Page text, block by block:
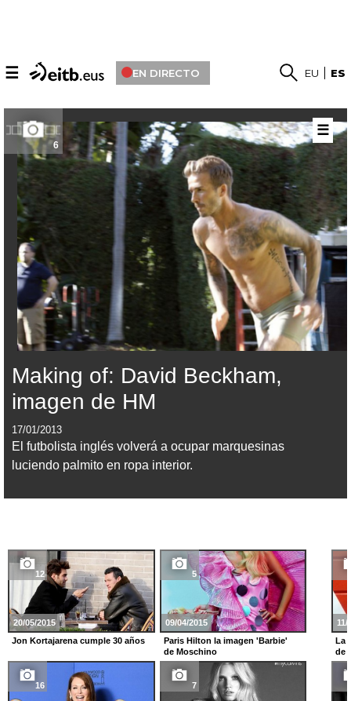
☰ EN DIRECTO EU ES
6
Making of: David Beckham,
imagen de HM
17/01/2013
El futbolista inglés volverá a ocupar marquesinas
luciendo palmito en ropa interior.
☰
12
20/05/2015
Jon Kortajarena cumple 30 años
5
09/04/2015
Paris Hilton la imagen 'Barbie'
de Moschino
16 7
11/
La
de